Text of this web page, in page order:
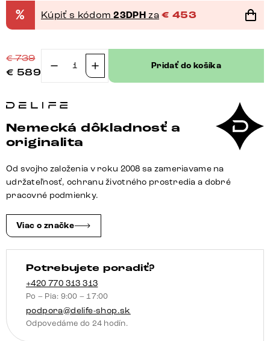
% Kúpiť s kódom23DPH za € 453
€739
€ 589
množstvo
stolík
zaoblený
tvar
180×40
cm
keramika
Melange
bielo-
béžová
Estelo
kov
titánová
farba
Pridať do košíka
Nemecká dôkladnosť a
originalita
Od svojho založenia v roku 2008 sa zameriavame na
udržateľnosť, ochranu životného prostredia a dobré
pracovné podmienky.
Viac o značke
Potrebujete poradiť?
+420 770 313 313
Po – Pia: 9:00 – 17:00
podpora@delife-shop.sk
Odpovedáme do 24 hodín.